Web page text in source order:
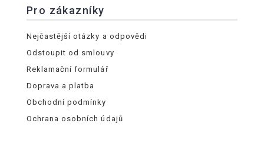
Pro zákazníky
Nejčastější otázky a odpovědi
Odstoupit od smlouvy
Reklamační formulář
Doprava a platba
Obchodní podmínky
Ochrana osobních údajů